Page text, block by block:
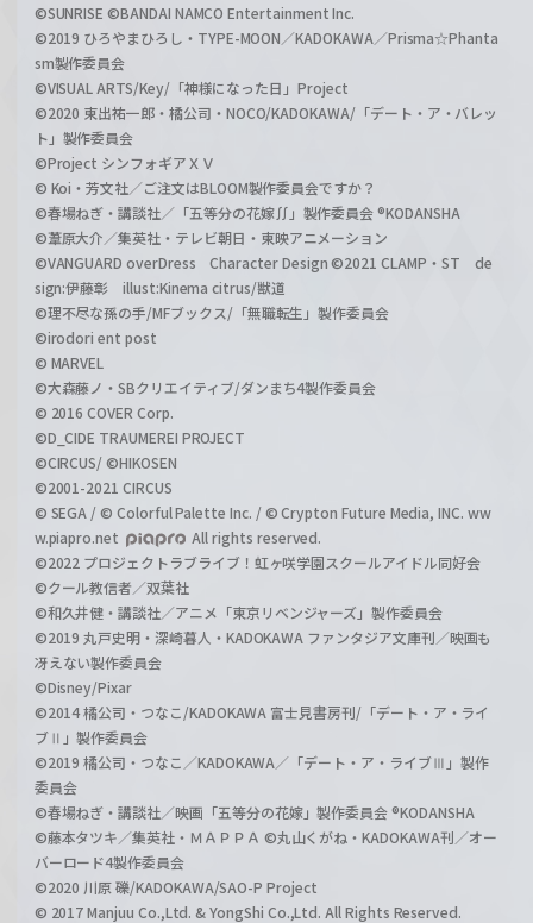
©SUNRISE ©BANDAI NAMCO Entertainment Inc.
©2019 ひろやまひろし・TYPE-MOON／KADOKAWA／Prisma☆Phanta
sm製作委員会
©VISUAL ARTS/Key/「神様になった日」Project
©2020 東出祐一郎・橘公司・NOCO/KADOKAWA/「デート・ア・バレッ
ト」製作委員会
©Project シンフォギアＸＶ
© Koi・芳文社／ご注文はBLOOM製作委員会ですか？
©春場ねぎ・講談社／「五等分の花嫁∬」製作委員会 ®KODANSHA
©葦原大介／集英社・テレビ朝日・東映アニメーション
©VANGUARD overDress Character Design ©2021 CLAMP・ST de
sign:伊藤彰 illust:Kinema citrus/獣道
©理不尽な孫の手/MFブックス/「無職転生」製作委員会
©irodori ent post
© MARVEL
©大森藤ノ・SBクリエイティブ/ダンまち4製作委員会
© 2016 COVER Corp.
©D_CIDE TRAUMEREI PROJECT
©CIRCUS/ ©HIKOSEN
©2001-2021 CIRCUS
© SEGA / © Colorful Palette Inc. / © Crypton Future Media, INC. ww
w.piapro.net
All rights reserved.
©2022 プロジェクトラブライブ！虹ヶ咲学園スクールアイドル同好会
©クール教信者／双葉社
©和久井健・講談社／アニメ「東京リベンジャーズ」製作委員会
©2019 丸戸史明・深崎暮人・KADOKAWA ファンタジア文庫刊／映画も
冴えない製作委員会
©Disney/Pixar
©2014 橘公司・つなこ/KADOKAWA 富士見書房刊/「デート・ア・ライ
ブⅡ」製作委員会
©2019 橘公司・つなこ／KADOKAWA／「デート・ア・ライブⅢ」製作
委員会
©春場ねぎ・講談社／映画「五等分の花嫁」製作委員会 ®KODANSHA
©藤本タツキ／集英社・ＭＡＰＰＡ ©丸山くがね・KADOKAWA刊／オー
バーロード4製作委員会
©2020 川原 礫/KADOKAWA/SAO-P Project
© 2017 Manjuu Co.,Ltd. & YongShi Co.,Ltd. All Rights Reserved.